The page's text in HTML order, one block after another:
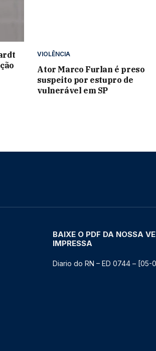
VIOLÊNCIA
Ator Marco Furlan é preso
suspeito por estupro de
vulnerável em SP
BAIXE O PDF DA NOSSA
IMPRESSA
Diario do RN – ED 0744 –